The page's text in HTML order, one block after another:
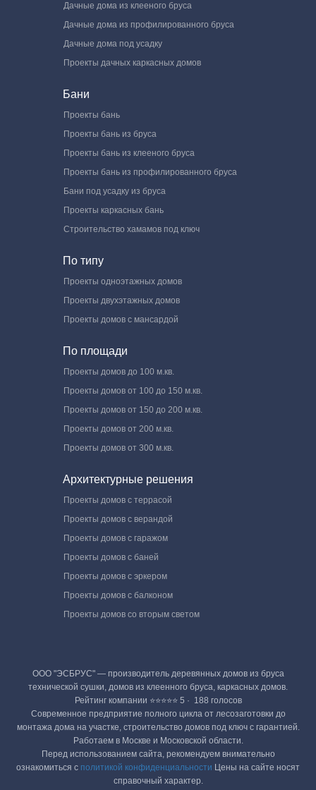
Дачные дома из клееного бруса
Дачные дома из профилированного бруса
Дачные дома под усадку
Проекты дачных каркасных домов
Бани
Проекты бань
Проекты бань из бруса
Проекты бань из клееного бруса
Проекты бань из профилированного бруса
Бани под усадку из бруса
Проекты каркасных бань
Строительство хамамов под ключ
По типу
Проекты одноэтажных домов
Проекты двухэтажных домов
Проекты домов с мансардой
По площади
Проекты домов до 100 м.кв.
Проекты домов от 100 до 150 м.кв.
Проекты домов от 150 до 200 м.кв.
Проекты домов от 200 м.кв.
Проекты домов от 300 м.кв.
Архитектурные решения
Проекты домов с террасой
Проекты домов с верандой
Проекты домов с гаражом
Проекты домов с баней
Проекты домов с эркером
Проекты домов с балконом
Проекты домов со вторым светом
ООО "ЭСБРУС" — производитель деревянных домов из бруса
технической сушки, домов из клеенного бруса, каркасных домов.
Рейтинг компании ⭐⭐⭐⭐⭐ 5 · ‎ 188 голосов
Современное предприятие полного цикла от лесозаготовки до
монтажа дома на участке, строительство домов под ключ с гарантией.
Работаем в Москве и Московской области.
Перед использованием сайта, рекомендуем внимательно
ознакомиться с политикой конфиденциальности Цены на сайте носят
справочный характер.